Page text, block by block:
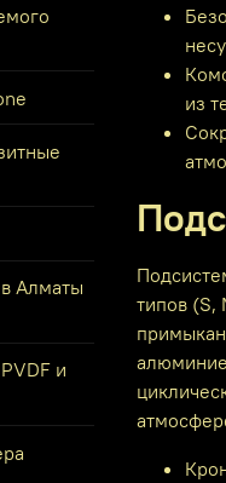
из
типов (S,
Алматы
и